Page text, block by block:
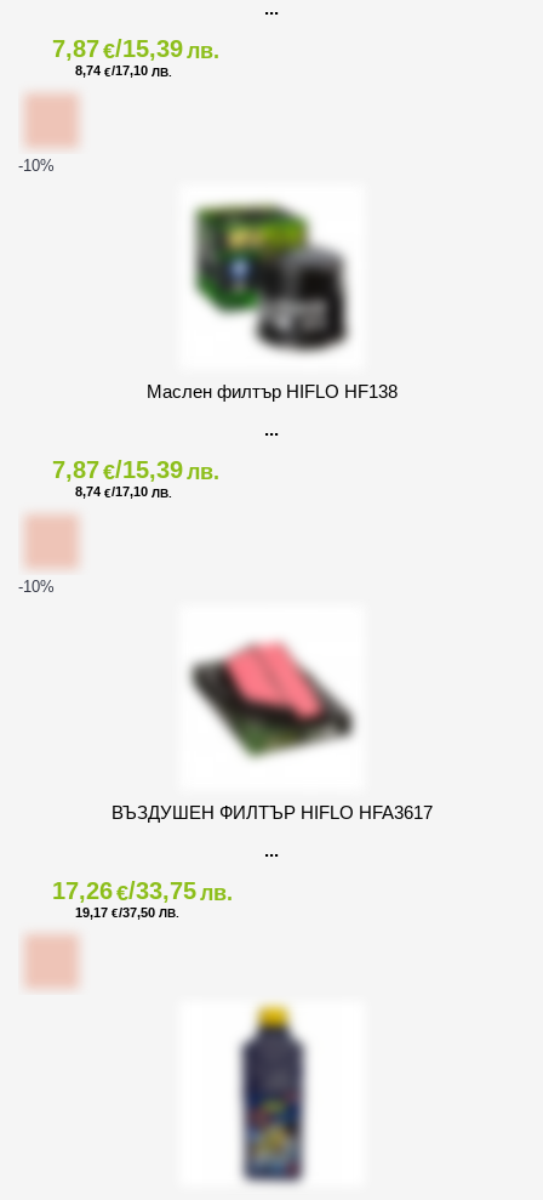
7,87€/15,39лв.
8,74 €/17,10 ЛВ.
-10%
Маслен филтър HIFLO HF138
7,87€/15,39лв.
8,74 €/17,10 ЛВ.
-10%
ВЪЗДУШЕН ФИЛТЪР HIFLO HFA3617
17,26€/33,75лв.
19,17 €/37,50 ЛВ.